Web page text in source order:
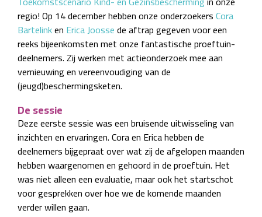
regio! Op 14 december hebben onze onderzoekersCora
Bartelinken Erica Joossede aftrap gegeven voor een
reeks bijeenkomsten met onze fantastische proeftuin-
deelnemers. Zij werken met actieonderzoek mee aan
vernieuwing en vereenvoudiging van de
(jeugd)beschermingsketen.
De sessie
Deze eerste sessie was een bruisende uitwisseling van
inzichten en ervaringen. Cora en Erica hebben de
deelnemers bijgepraat over wat zij de afgelopen maanden
hebben waargenomen en gehoord in de proeftuin. Het
was niet alleen een evaluatie, maar ook het startschot
voor gesprekken over hoe we de komende maanden
verder willen gaan.